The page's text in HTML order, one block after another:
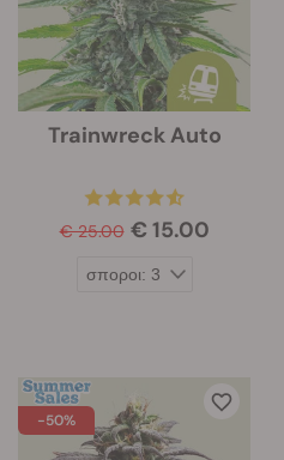
Trainwreck Auto
€ 25.00 € 15.00
-50%